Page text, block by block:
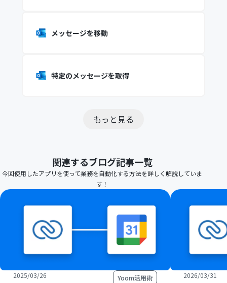
メッセージを移動
特定のメッセージを取得
もっと見る
関連するブログ記事一覧
今回使用したアプリを使って業務を自動化する方法を詳しく解説していま
す！
2025/03/26 Yoom活用術 2026/03/31